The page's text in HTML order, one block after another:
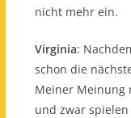
nicht mehr ein.
Virginia:
schon die
Meiner Meinung
und zwar